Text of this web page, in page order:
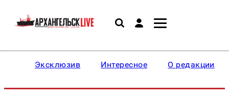
Эксклюзив Интересное О редакции